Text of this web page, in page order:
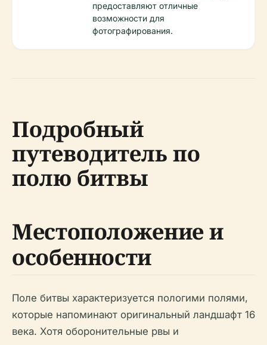
предоставляют отличные
возможности для
фотографирования.
Подробный
путеводитель по
полю битвы
Местоположение и
особенности
Поле битвы характеризуется пологими полями,
которые напоминают оригинальный ландшафт 16
века. Хотя оборонительные рвы и